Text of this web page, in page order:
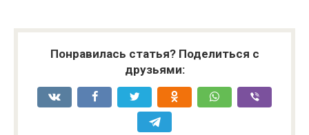
Понравилась статья? Поделиться с
друзьями: